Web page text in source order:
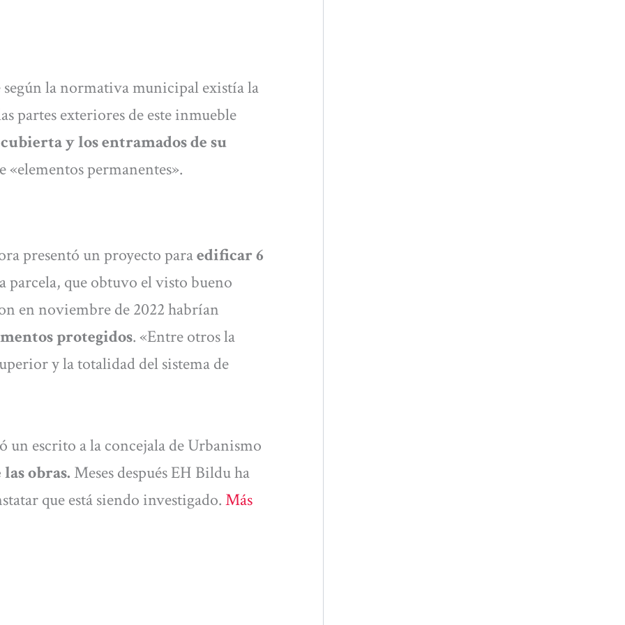
según la normativa municipal existía la
partes exteriores de este inmueble
y los entramados de su
permanentes».
presentó un proyecto paraedificar 6
parcela, que obtuvo el visto bueno
en noviembre de 2022 habrían
protegidos. «Entre otros la
y la totalidad del sistema de
un escrito a la concejala de Urbanismo
obras.Meses después EH Bildu ha
que está siendo investigado.Más